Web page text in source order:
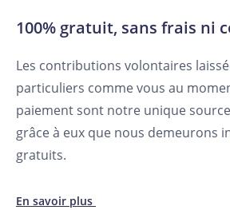
100% gratuit, sans frais ni
Les contributions volontaires
particuliers comme vous au
paiement sont notre unique source
grâce à eux que nous demeurons
gratuits.
En savoir plus